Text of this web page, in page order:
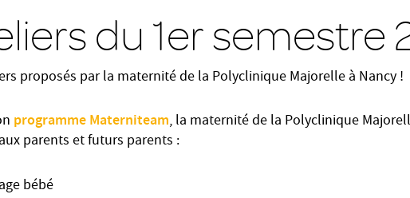
du 1er semestre
proposés par la maternité de la Polyclinique Majorelle à Nancy !
programme Materniteam, la maternité de la Polyclinique
parents et futurs parents :
bébé